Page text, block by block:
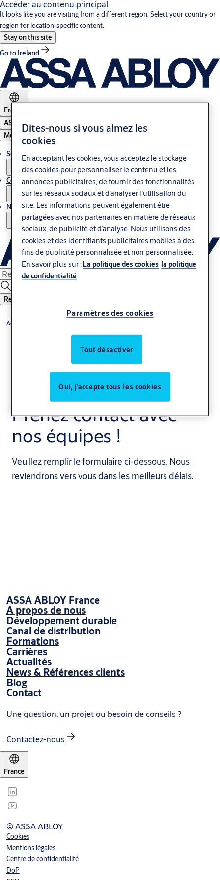
Accéder au contenu principal
It looks like you are visiting from a different region. Select your country or
region for location-specific content.
Stay on this site
Go to Ireland
France
ASSA ABLOY Group
Menu
Solutions
Contrôle d'accès & Glass
Nous contacter
Rechercher
Accueil
Prenez contact avec
nos équipes !
Veuillez remplir le formulaire ci-dessous. Nous
reviendrons vers vous dans les meilleurs délais.
ASSA ABLOY France
A propos de nous
Développement durable
Canal de distribution
Formations
Carrières
Actualités
News & Références clients
Blog
Contact
Une question, un projet ou besoin de conseils ?
Contactez-nous
France
© ASSA ABLOY
Cookies
Mentions légales
Centre de confidentialité
DoP
Dites-nous si vous aimez les
cookies
En acceptant les cookies, vous acceptez le stockage
des cookies pour personnaliser le contenu et les
annonces publicitaires, de fournir des fonctionnalités
sur les réseaux sociaux et d’analyser l’utilisation du
site. Les informations peuvent également être
partagées avec nos partenaires en matière de réseaux
sociaux, de publicité et d’analyse. Nous utilisons des
cookies et des identifiants publicitaires mobiles à des
fins de publicité personnalisée et non personnalisée.
En savoir plus sur : La politique des cookies la politique
de confidentialité
Paramètres des cookies
Tout désactiver
Oui, j’accepte tous les cookies